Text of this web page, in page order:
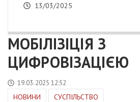
13/03/2025
МОБІЛІЗІЦІЯ З
ЦИФРОВІЗАЦІЄЮ
19.03.2025 12:52
НОВИНИ СУСПІЛЬСТВО